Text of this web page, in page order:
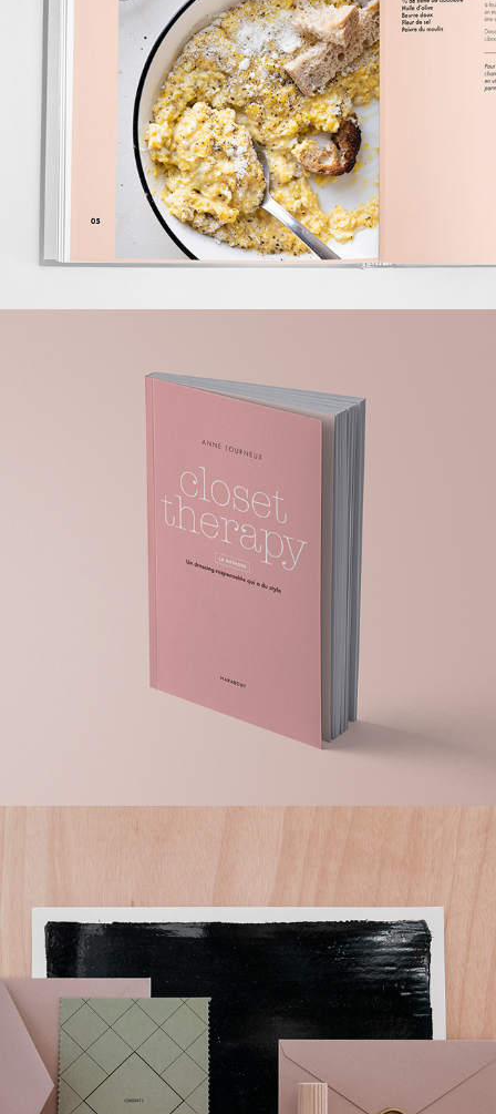
LE BRUNCH BOOK
CLOSET THERAPY
LA PETITE PAPETERIE
FRANÇAISE